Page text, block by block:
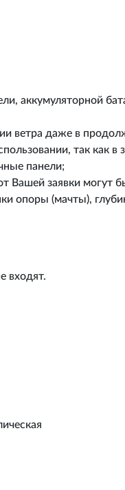
аккумуляторной
ветра даже в
так как в
панели;
заявки могут
опоры (мачты),
входят.